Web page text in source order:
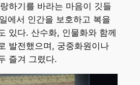
하기를 바라는 마음이 깃들
에서 인간을 보호하고 복을
있다. 산수화, 인물화와 함께
발전했으며, 궁중화원이나
즐겨 그렸다.